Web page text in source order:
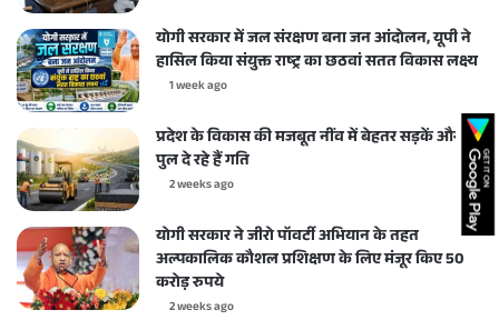
योगी सरकार में जल संरक्षण बना जन आंदोलन, यूपी ने
हासिल किया संयुक्त राष्ट्र का छठवां सतत विकास लक्ष्य
1 week ago
प्रदेश के विकास की मजबूत नींव में बेहतर सड़कें और
पुल दे रहे हैं गति
2 weeks ago
योगी सरकार ने जीरो पॉवर्टी अभियान के तहत
अल्पकालिक कौशल प्रशिक्षण के लिए मंजूर किए 50
करोड़ रुपये
2 weeks ago